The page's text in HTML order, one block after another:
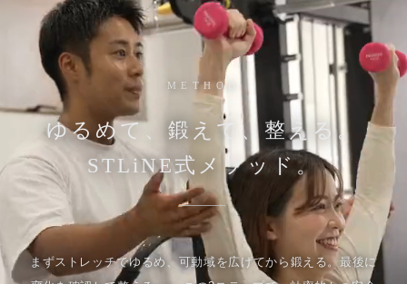
METHOD
ゆるめて、鍛えて、整える。
STLiNE式メソッド。
まずストレッチでゆるめ、可動域を広げてから鍛える。最後に